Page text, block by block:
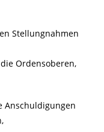
Stellungnahmen
Ordensoberen,
Anschuldigungen